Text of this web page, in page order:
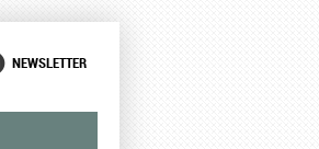
NEWSLETTER